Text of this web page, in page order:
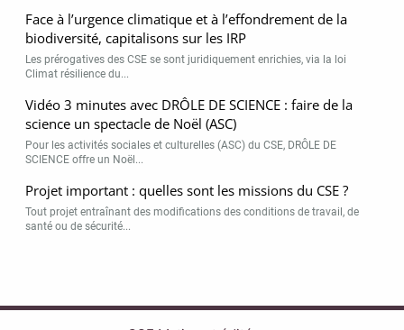
Face à l’urgence climatique et à l’effondrement de la
biodiversité, capitalisons sur les IRP
Les prérogatives des CSE se sont juridiquement enrichies, via la loi
Climat résilience du...
Vidéo 3 minutes avec DRÔLE DE SCIENCE : faire de la
science un spectacle de Noël (ASC)
Pour les activités sociales et culturelles (ASC) du CSE, DRÔLE DE
SCIENCE offre un Noël...
Projet important : quelles sont les missions du CSE ?
Tout projet entraînant des modifications des conditions de travail, de
santé ou de sécurité...